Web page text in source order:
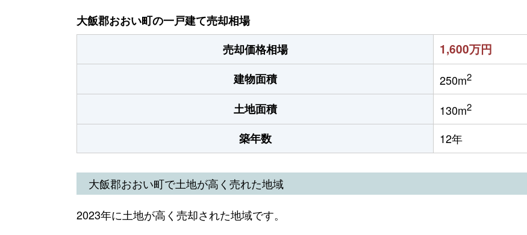
大飯郡おおい町の一戸建て売却相場
売却価格相場
1,600万円
建物面積 250m2
土地面積 130m2
築年数 12年
大飯郡おおい町で土地が高く売れた地域
2023年に土地が高く売却された地域です。